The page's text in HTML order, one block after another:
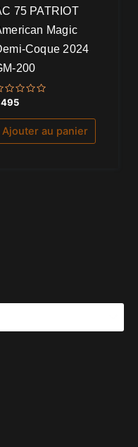
75 PATRIOT
Magic
Coque 2024
200
495
Ajouter au panier